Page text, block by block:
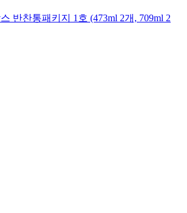
반찬통패키지 1호 (473ml 2개, 709ml 2